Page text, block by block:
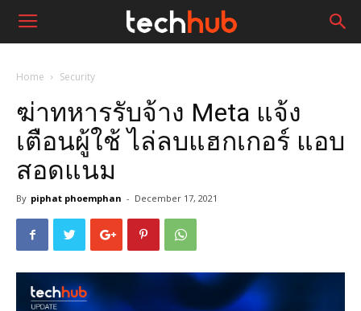
Home Security
ฆ่าทหารรับจ้าง Meta แจ้ง
เตือนผู้ใช้ ไล่ลบแฮกเกอร์ แอบ
สอดแนม
By piphat phoemphan - December 17, 2021